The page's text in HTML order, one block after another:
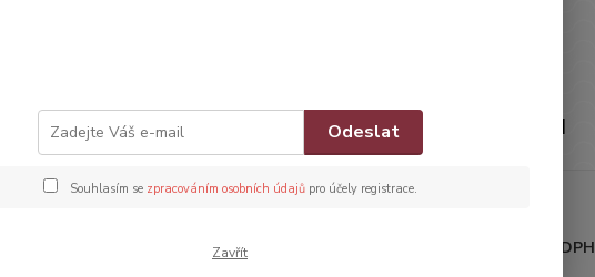
Značka: H&M
Nejsme plátci DPH
Odeslat
Souhlasím se zpracováním osobních údajůpro účely registrace.
Zavřít